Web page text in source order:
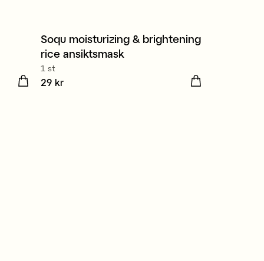
Soqu moisturizing & brightening
rice ansiktsmask
1 st
Pris:
29 kr